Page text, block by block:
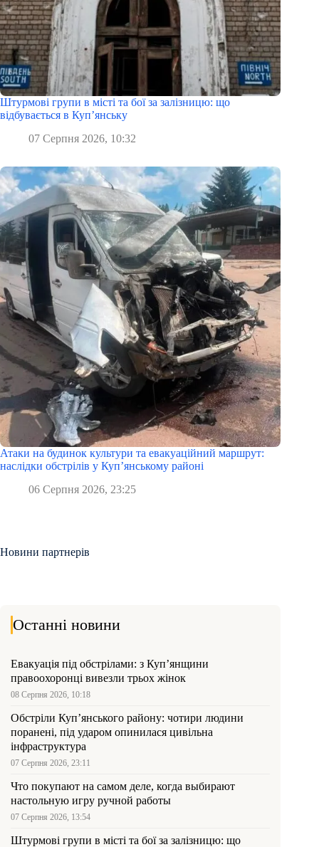
Штурмові групи в місті та бої за залізницю: що
відбувається в Куп’янську
07 Серпня 2026, 10:32
Атаки на будинок культури та евакуаційний маршрут:
наслідки обстрілів у Куп’янському районі
06 Серпня 2026, 23:25
Новини партнерів
Останні новини
Евакуація під обстрілами: з Куп’янщини
правоохоронці вивезли трьох жінок
08 Серпня 2026, 10:18
Обстріли Куп’янського району: чотири людини
поранені, під ударом опинилася цивільна
інфраструктура
07 Серпня 2026, 23:11
Что покупают на самом деле, когда выбирают
настольную игру ручной работы
07 Серпня 2026, 13:54
Штурмові групи в місті та бої за залізницю: що